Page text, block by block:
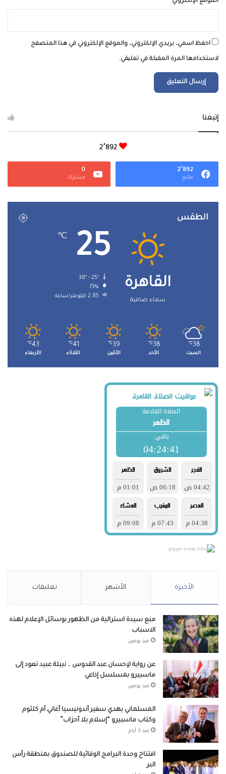
احفظ اسمي، بريدي الإلكتروني، والموقع الإلكتروني في هذا المتصفح
لاستخدامها المرة المقبلة في تعليقي.
إتبعنا
2٬892
2٬892
متابع
0
مشترك
الطقس
القاهرة
سماء صافية
25
℃
73%
2.85 كيلومتر/ساعة
38
℃
السبت
38
℃
الأحد
39
℃
الأثنين
41
℃
الثلاثاء
43
℃
الأربعاء
prayer-times.info
الأخيرة الأشهر تعليقات
منع سيدة استرالية من الظهور بوسائل الإعلام لهذه
الاسباب
منذ يومين
عن رواية لإحسان عبد القدوس .. نبيلة عبيد تعود إلى
ماسبيرو بمسلسل إذاعي
منذ يومين
المسلماني يهدي سفير أندونيسيا أغاني أم كلثوم
وكتاب ماسبيرو “إسلام بلا أحزاب”
منذ 3 أيام
افتتاح وحدة البرامج الوقائية للصندوق بمنطقة رأس
البر